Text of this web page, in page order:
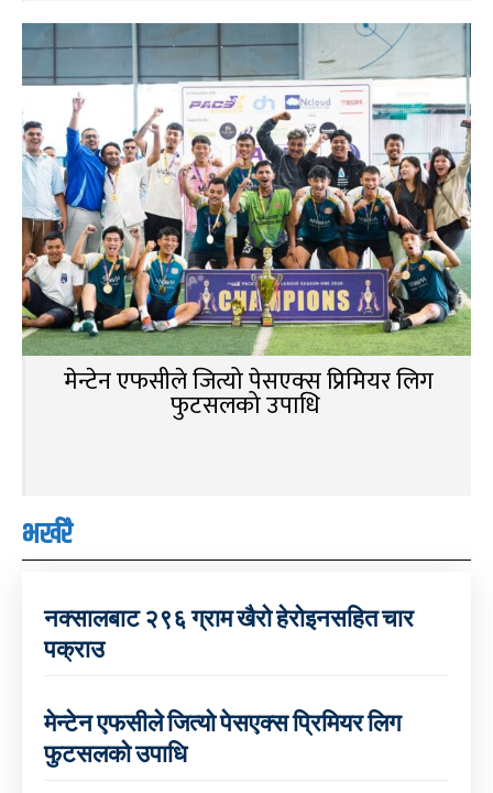
मेन्टेन एफसीले जित्यो पेसएक्स प्रिमियर लिग
फुटसलको उपाधि
भर्खरै
नक्सालबाट २९६ ग्राम खैरो हेरोइनसहित चार
पक्राउ
मेन्टेन एफसीले जित्यो पेसएक्स प्रिमियर लिग
फुटसलको उपाधि